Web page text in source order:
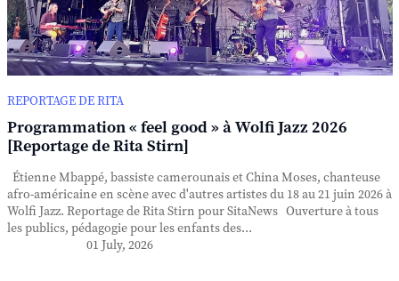
REPORTAGE DE RITA
Programmation « feel good » à Wolfi Jazz 2026
[Reportage de Rita Stirn]
Étienne Mbappé, bassiste camerounais et China Moses, chanteuse
afro-américaine en scène avec d'autres artistes du 18 au 21 juin 2026 à
Wolfi Jazz. Reportage de Rita Stirn pour SitaNews Ouverture à tous
les publics, pédagogie pour les enfants des...
01 July, 2026